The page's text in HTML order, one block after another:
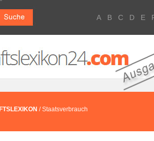
A B C D E
/ Staatsverbrauch